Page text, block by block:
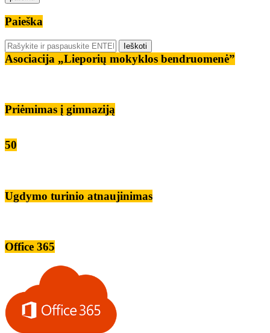
Paieška
Asociacija „Lieporių mokyklos bendruomenė”
Priėmimas į gimnaziją
50
Ugdymo turinio atnaujinimas
Office 365